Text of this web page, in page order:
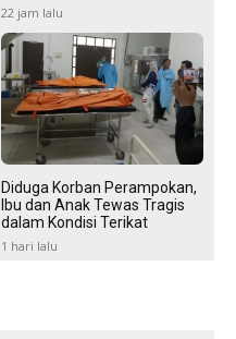
22 jam lalu
Diduga Korban Perampokan,
Ibu dan Anak Tewas Tragis
dalam Kondisi Terikat
1 hari lalu